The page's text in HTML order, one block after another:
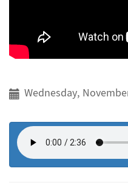
Wednesday,